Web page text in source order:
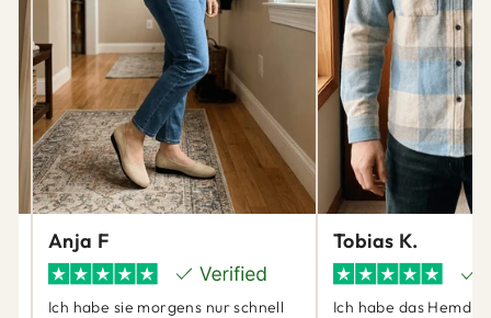
Anja F
Ich habe sie morgens nur schnell
Tobias K.
Ich habe das Hemd